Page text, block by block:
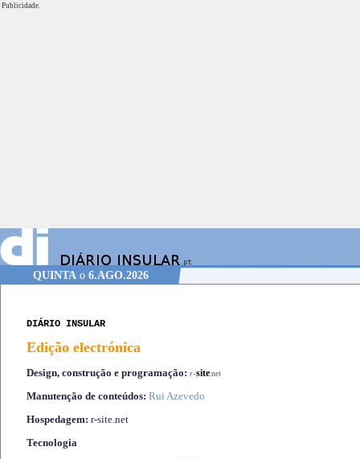
Publicidade.
QUINTAo 6.AGO.2026
DIÁRIO INSULAR
Edição electrónica
Design, construção e programação: r-site.net
Manutenção de conteúdos: Rui Azevedo
Hospedagem: r-site.net
Tecnologia